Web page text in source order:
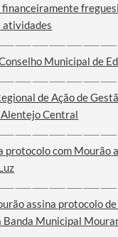
atividades
Municipal de
de Ação de
Alentejo Central
protocolo com Mourão
assina protocolo
Banda Municipal